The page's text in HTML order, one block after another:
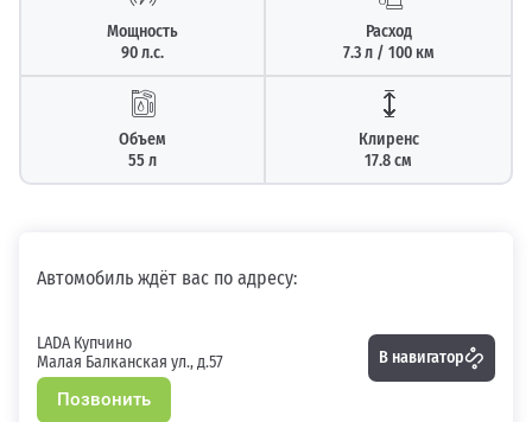
Мощность
90 л.с.
Расход
7.3 л / 100 км
Объем
55 л
Клиренс
17.8 см
Автомобиль ждёт вас по адресу:
LADA Купчино
Малая Балканская ул., д.57
Позвонить
В навигатор